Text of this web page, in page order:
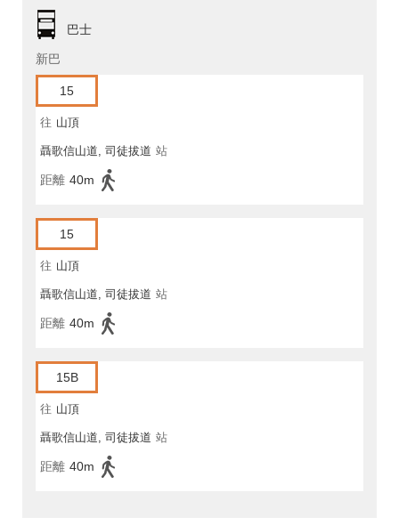
巴士
新巴
15
往 山頂
聶歌信山道, 司徒拔道 站
距離 40m
15
往 山頂
聶歌信山道, 司徒拔道 站
距離 40m
15B
往 山頂
聶歌信山道, 司徒拔道 站
距離 40m